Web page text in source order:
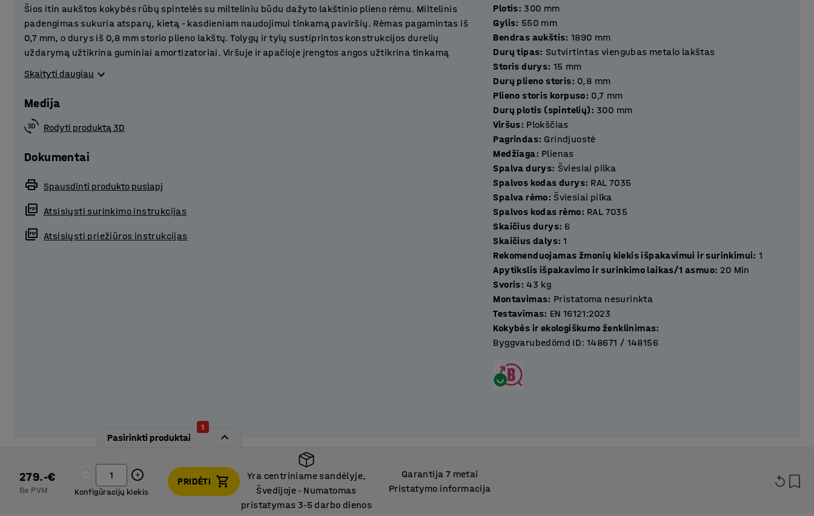
Šios itin aukštos kokybės rūbų spintelės su milteliniu būdu dažyto lakštinio plieno rėmu. Miltelinis
padengimas sukuria atsparų, kietą - kasdieniam naudojimui tinkamą paviršių. Rėmas pagamintas iš
0,7 mm, o durys iš 0,8 mm storio plieno lakštų. Tolygų ir tylų sustiprintos konstrukcijos durelių
uždarymą užtikrina guminiai amortizatoriai. Viršuje ir apačioje įrengtos angos užtikrina tinkamą
Spintelės idealiai tinka asmeninių daiktų saugojimui darbo erdvėse, sporto klubuose, mokyklose,
kitose viešose erdvėse.
pakelia saugojimo spintelės konstrukciją nuo grindų. Grindjuostė neleidžia dulkėms bei nešvarumams
Jūsų poreikius atitinkantį rakinimo sprendimą. Metalinės spintelės komplektuojamos be užrakto -
pasirinkite tokį, kuris atitinka Jūsų indiviudalius poreikius.
Skaityti daugiau
Medija
Rodyti produktą 3D
Dokumentai
Spausdinti produkto puslapį
Atsisiųsti surinkimo instrukcijas
Atsisiųsti priežiūros instrukcijas
Plotis: 300 mm
Gylis: 550 mm
Bendras aukštis: 1890 mm
Durų tipas: Sutvirtintas viengubas metalo lakštas
Storis durys: 15 mm
Durų plieno storis: 0,8 mm
Plieno storis korpuso: 0,7 mm
Durų plotis (spintelių): 300 mm
Viršus: Plokščias
Pagrindas: Grindjuostė
Medžiaga: Plienas
Spalva durys: Šviesiai pilka
Spalvos kodas durys: RAL 7035
Spalva rėmo: Šviesiai pilka
Spalvos kodas rėmo: RAL 7035
Skaičius durys: 6
Skaičius dalys: 1
Rekomenduojamas žmonių kiekis išpakavimui ir surinkimui: 1
Apytikslis išpakavimo ir surinkimo laikas/1 asmuo: 20 Min
Svoris: 43 kg
Montavimas: Pristatoma nesurinkta
Testavimas: EN 16121:2023
Kokybės ir ekologiškumo ženklinimas:
Byggvarubedömd ID: 148671 / 148156
Pasirinkti produktai
1
279.-€
Be PVM Konfigūracijų kiekis
PRIDĖTI
Yra centriniame sandėlyje,
Švedijoje‑ Numatomas
pristatymas 3‑5 darbo dienos
Garantija 7 metai
Pristatymo informacija